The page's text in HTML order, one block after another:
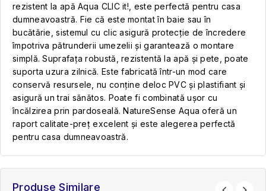
rezistent la apă Aqua CLIC it!, este perfectă pentru casa
dumneavoastră. Fie că este montat în baie sau în
bucătărie, sistemul cu clic asigură protecție de încredere
împotriva pătrunderii umezelii și garantează o montare
simplă. Suprafața robustă, rezistentă la apă și pete, poate
suporta uzura zilnică. Este fabricată într-un mod care
conservă resursele, nu conține deloc PVC și plastifiant și
asigură un trai sănătos. Poate fi combinată ușor cu
încălzirea prin pardoseală. NatureSense Aqua oferă un
raport calitate-preț excelent și este alegerea perfectă
pentru casa dumneavoastră.
Produse Similare